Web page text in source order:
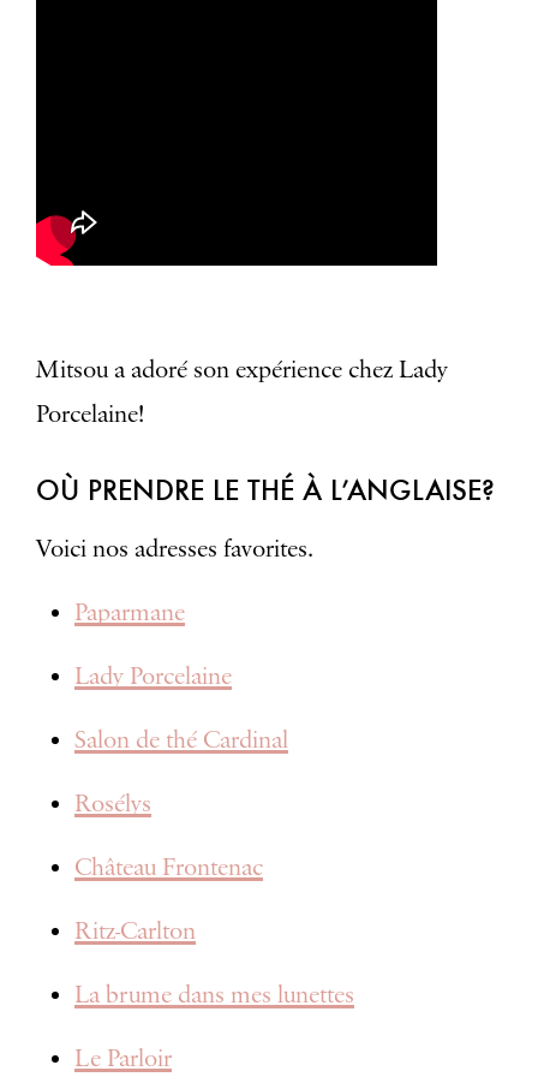
Mitsou a adoré son expérience chez Lady
Porcelaine!
OÙ PRENDRE LE THÉ À L’ANGLAISE?
Voici nos adresses favorites.
Paparmane
Lady Porcelaine
Salon de thé Cardinal
Rosélys
Château Frontenac
Ritz-Carlton
La brume dans mes lunettes
Le Parloir